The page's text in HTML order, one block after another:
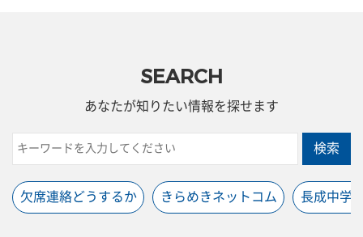
SEARCH
あなたが知りたい情報を探せます
検索
欠席連絡どうするか きらめきネットコム 長成中学